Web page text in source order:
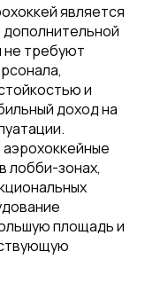
является
не требуют
и
доход на
аэрохоккейные
лобби-зонах,
площадь и